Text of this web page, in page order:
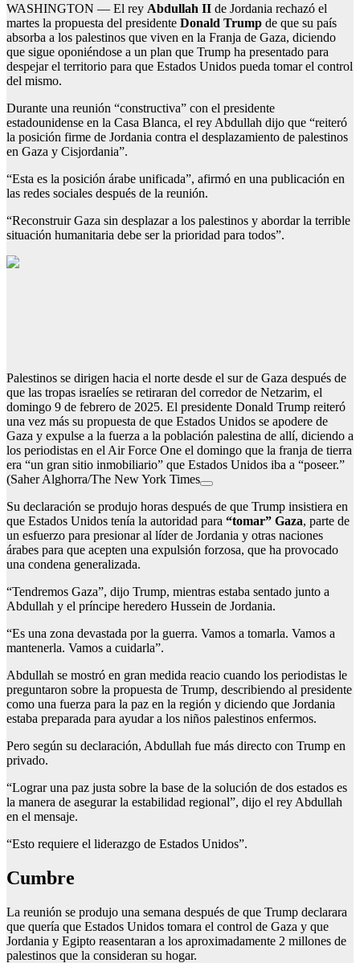
WASHINGTON — El rey Abdullah II de Jordania rechazó el
martes la propuesta del presidente Donald Trump de que su país
absorba a los palestinos que viven en la Franja de Gaza, diciendo
que sigue oponiéndose a un plan que Trump ha presentado para
despejar el territorio para que Estados Unidos pueda tomar el control
del mismo.
Durante una reunión “constructiva” con el presidente
estadounidense en la Casa Blanca, el rey Abdullah dijo que “reiteró
la posición firme de Jordania contra el desplazamiento de palestinos
en Gaza y Cisjordania”.
“Esta es la posición árabe unificada”, afirmó en una publicación en
las redes sociales después de la reunión.
“Reconstruir Gaza sin desplazar a los palestinos y abordar la terrible
situación humanitaria debe ser la prioridad para todos”.
Palestinos se dirigen hacia el norte desde el sur de Gaza después de
que las tropas israelíes se retiraran del corredor de Netzarim, el
domingo 9 de febrero de 2025. El presidente Donald Trump reiteró
una vez más su propuesta de que Estados Unidos se apodere de
Gaza y expulse a la fuerza a la población palestina de allí, diciendo a
los periodistas en el Air Force One el domingo que la franja de tierra
era “un gran sitio inmobiliario” que Estados Unidos iba a “poseer.”
(Saher Alghorra/The New York Times
Su declaración se produjo horas después de que Trump insistiera en
que Estados Unidos tenía la autoridad para “tomar” Gaza, parte de
un esfuerzo para presionar al líder de Jordania y otras naciones
árabes para que acepten una expulsión forzosa, que ha provocado
una condena generalizada.
“Tendremos Gaza”, dijo Trump, mientras estaba sentado junto a
Abdullah y el príncipe heredero Hussein de Jordania.
“Es una zona devastada por la guerra. Vamos a tomarla. Vamos a
mantenerla. Vamos a cuidarla”.
Abdullah se mostró en gran medida reacio cuando los periodistas le
preguntaron sobre la propuesta de Trump, describiendo al presidente
como una fuerza para la paz en la región y diciendo que Jordania
estaba preparada para ayudar a los niños palestinos enfermos.
Pero según su declaración, Abdullah fue más directo con Trump en
privado.
“Lograr una paz justa sobre la base de la solución de dos estados es
la manera de asegurar la estabilidad regional”, dijo el rey Abdullah
en el mensaje.
“Esto requiere el liderazgo de Estados Unidos”.
Cumbre
La reunión se produjo una semana después de que Trump declarara
que quería que Estados Unidos tomara el control de Gaza y que
Jordania y Egipto reasentaran a los aproximadamente 2 millones de
palestinos que la consideran su hogar.